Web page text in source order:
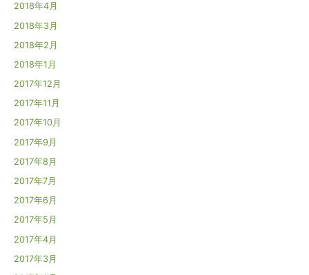
2018年4月
2018年3月
2018年2月
2018年1月
2017年12月
2017年11月
2017年10月
2017年9月
2017年8月
2017年7月
2017年6月
2017年5月
2017年4月
2017年3月